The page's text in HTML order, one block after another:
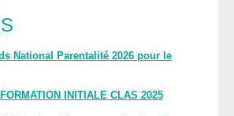
National Parentalité 2026 pour le
INITIALE CLAS 2025